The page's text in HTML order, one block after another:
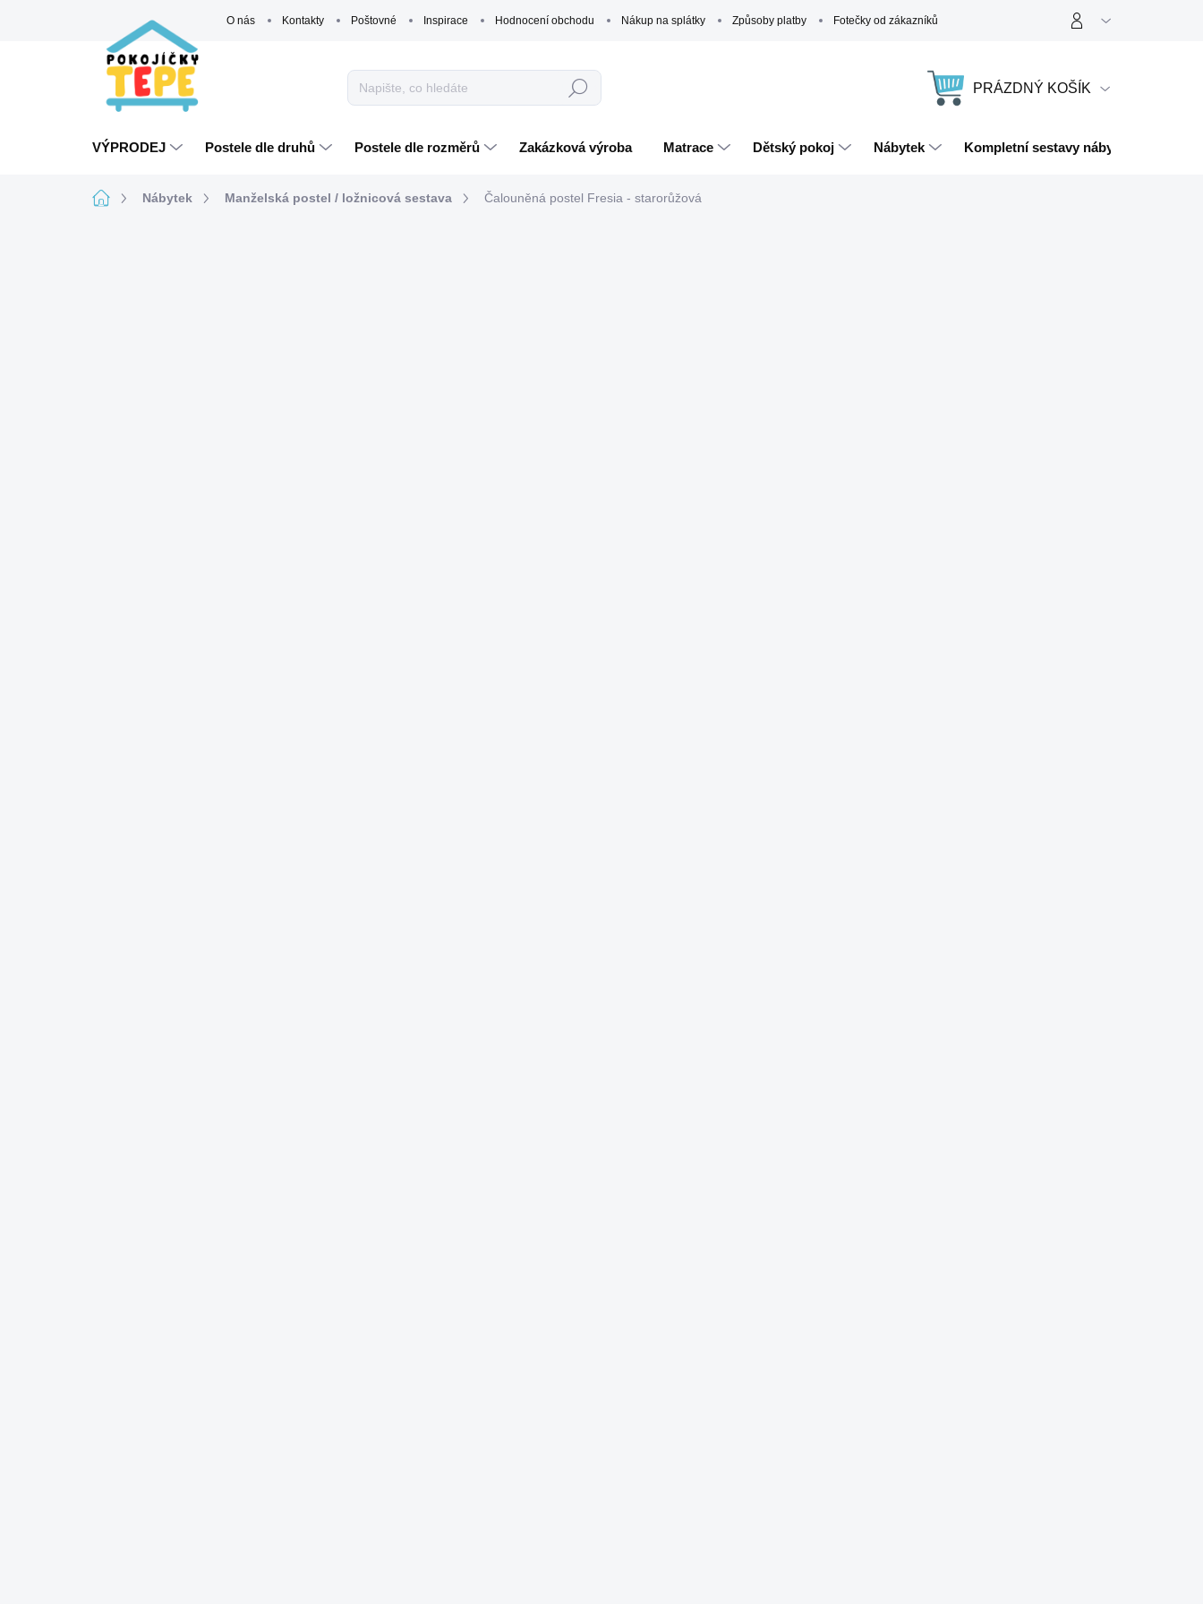
O nás Kontakty Poštovné Inspirace Hodnocení obchodu Nákup na splátky Způsoby platby Fotečky od zákazníků
Hledat
NÁKUPNÍ
PRÁZDNÝ KOŠÍK
VÝPRODEJ Postele dle druhů Postele dle rozměrů Zakázková výroba Matrace Dětský pokoj Nábytek Kompletní sestavy nábytku
DomůNábytek Manželská postel / ložnicová sestava Čalouněná postel Fresia - starorůžová